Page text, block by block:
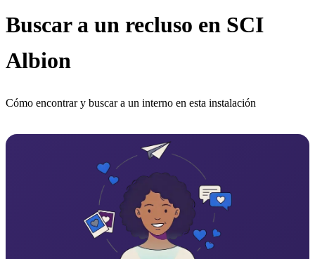
Buscar a un recluso en SCI
Albion
Cómo encontrar y buscar a un interno en esta instalación